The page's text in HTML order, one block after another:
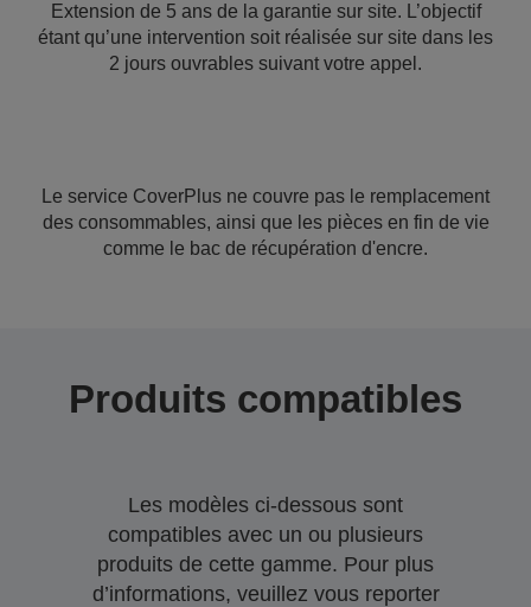
Extension de 5 ans de la garantie sur site. L’objectif
étant qu’une intervention soit réalisée sur site dans les
2 jours ouvrables suivant votre appel.
Le service CoverPlus ne couvre pas le remplacement
des consommables, ainsi que les pièces en fin de vie
comme le bac de récupération d'encre.
Produits compatibles
Les modèles ci-dessous sont
compatibles avec un ou plusieurs
produits de cette gamme. Pour plus
d’informations, veuillez vous reporter